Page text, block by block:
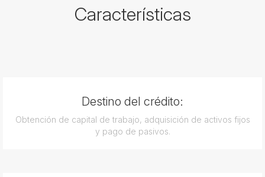
Características
Destino del crédito:
Obtención de capital de trabajo, adquisición de activos fijos
y pago de pasivos.